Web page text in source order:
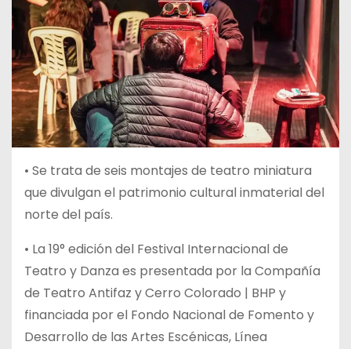
• Se trata de seis montajes de teatro miniatura
que divulgan el patrimonio cultural inmaterial del
norte del país.
• La 19° edición del Festival Internacional de
Teatro y Danza es presentada por la Compañía
de Teatro Antifaz y Cerro Colorado | BHP y
financiada por el Fondo Nacional de Fomento y
Desarrollo de las Artes Escénicas, Línea